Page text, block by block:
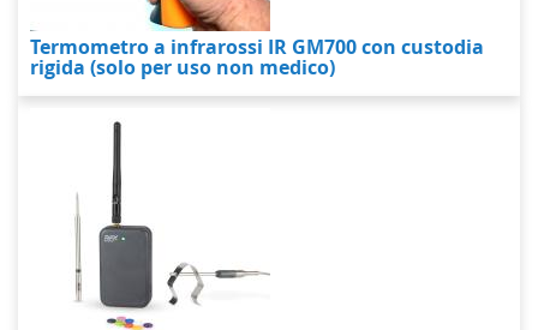
Termometro a infrarossi IR GM700 con custodia
rigida (solo per uso non medico)